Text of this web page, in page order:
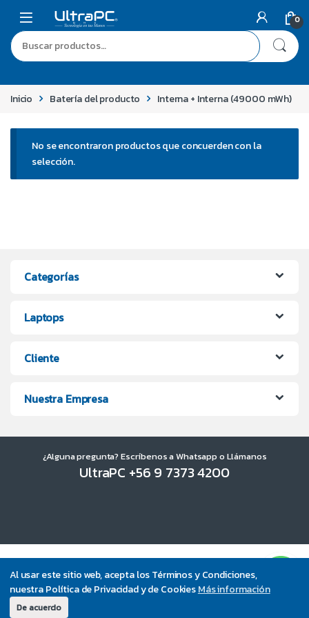
Al usar este sitio web, acepta los Términos y Condiciones,
nuestra Política de Privacidad y de CookiesMás información
De acuerdo
0
Inicio Batería del producto Interna + Interna (49000 mWh)
No se encontraron productos que concuerden con la
selección.
Categorías
Laptops
Cliente
Nuestra Empresa
¿Alguna pregunta? Escríbenos a Whatsapp o Llámanos
UltraPC +56 9 7373 4200